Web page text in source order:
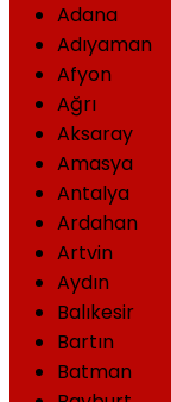
Adana
Adıyaman
Afyon
Ağrı
Aksaray
Amasya
Antalya
Ardahan
Artvin
Aydın
Balıkesir
Bartın
Batman